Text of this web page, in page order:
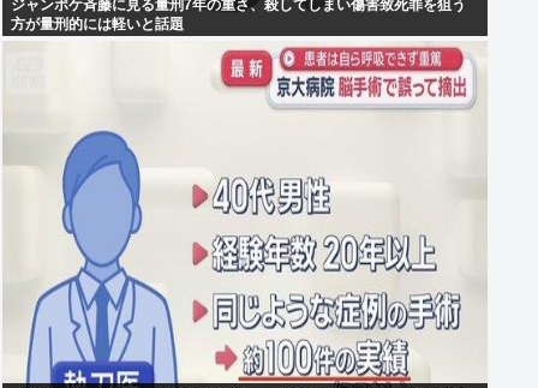
ジャンポケ斉藤に見る量刑7年の重さ、殺してしまい傷害致死罪を狙う
方が量刑的には軽いと話題